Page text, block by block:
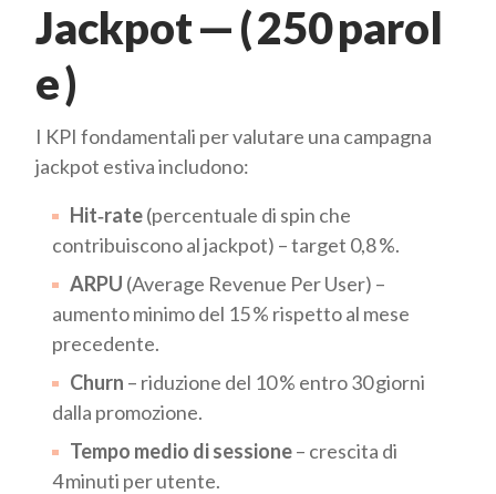
Jackpot — ( 250 parol
e )
I KPI fondamentali per valutare una campagna
jackpot estiva includono:
Hit‑rate(percentuale di spin che
contribuiscono al jackpot) – target 0,8 %.
ARPU (Average Revenue Per User) –
aumento minimo del 15 % rispetto al mese
precedente.
Churn – riduzione del 10 % entro 30 giorni
dalla promozione.
Tempo medio di sessione– crescita di
4 minuti per utente.